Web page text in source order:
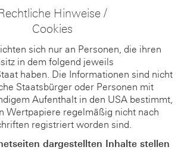
Hinweise /
Cookies
sich nur an Personen, die ihren
in dem folgend jeweils
haben. Die Informationen sind nicht
Staatsbürger oder Personen mit
Aufenthalt in den USA bestimmt,
Wertpapiere regelmäßig nicht nach
registriert worden sind.
dargestellten Inhalte stellen